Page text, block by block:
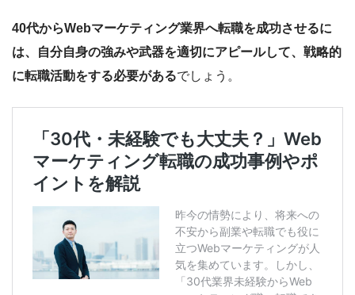
40代からWebマーケティング業界へ転職を成功させるに
は、自分自身の強みや武器を適切にアピールして、戦略的
に転職活動をする必要があるでしょう。